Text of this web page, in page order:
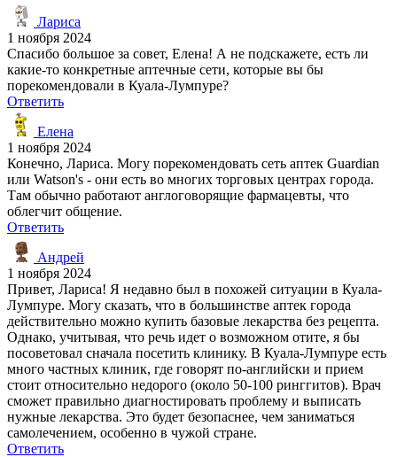
Лариса
1 ноября 2024
Спасибо большое за совет, Елена! А не подскажете, есть ли
какие-то конкретные аптечные сети, которые вы бы
порекомендовали в Куала-Лумпуре?
Ответить
Елена
1 ноября 2024
Конечно, Лариса. Могу порекомендовать сеть аптек Guardian
или Watson's - они есть во многих торговых центрах города.
Там обычно работают англоговорящие фармацевты, что
облегчит общение.
Ответить
Андрей
1 ноября 2024
Привет, Лариса! Я недавно был в похожей ситуации в Куала-
Лумпуре. Могу сказать, что в большинстве аптек города
действительно можно купить базовые лекарства без рецепта.
Однако, учитывая, что речь идет о возможном отите, я бы
посоветовал сначала посетить клинику. В Куала-Лумпуре есть
много частных клиник, где говорят по-английски и прием
стоит относительно недорого (около 50-100 ринггитов). Врач
сможет правильно диагностировать проблему и выписать
нужные лекарства. Это будет безопаснее, чем заниматься
самолечением, особенно в чужой стране.
Ответить